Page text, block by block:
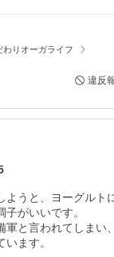
わりオーガライフ
違反
ようと、ヨーグルト
がいいです。
軍と言われてしまい
ます。